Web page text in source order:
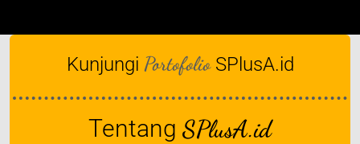
Kunjungi Portofolio SPlusA.id
Tentang SPlusA.id